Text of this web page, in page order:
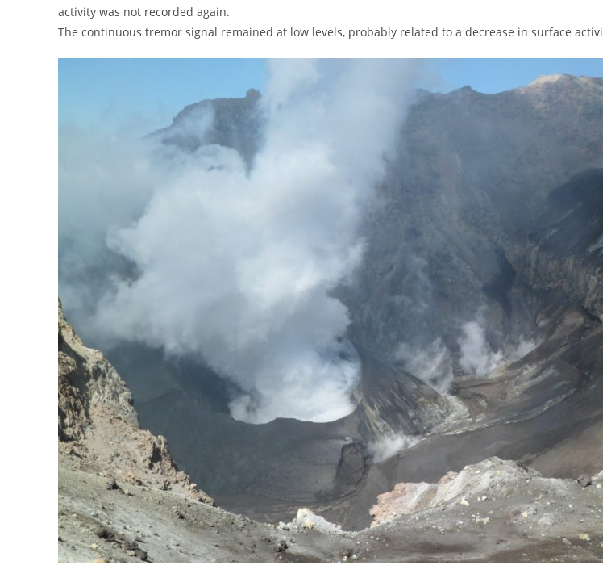
activity was not recorded again.
The continuous tremor signal remained at low levels, probably related to a decrease in surface